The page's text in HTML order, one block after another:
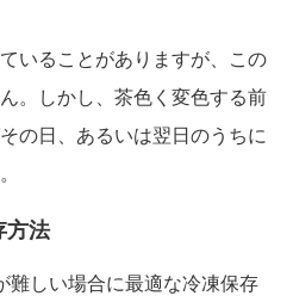
いることがありますが、この
。しかし、茶色く変色する前
の日、あるいは翌日のうちに
方法
難しい場合に最適な冷凍保存